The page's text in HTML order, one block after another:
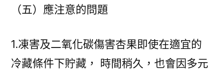
（五）應注意的問題
1.凍害及二氧化碳傷害杏果即使在適宜的
冷藏條件下貯藏， 時間稍久，也會因多元